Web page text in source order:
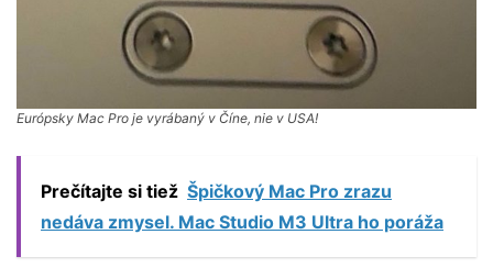
Európsky Mac Pro je vyrábaný v Číne, nie v USA!
Prečítajte si tiež Špičkový Mac Pro zrazu
nedáva zmysel. Mac Studio M3 Ultra ho poráža